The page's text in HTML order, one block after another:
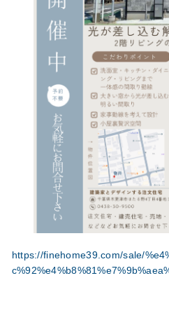
https://finehome39.com/sale/